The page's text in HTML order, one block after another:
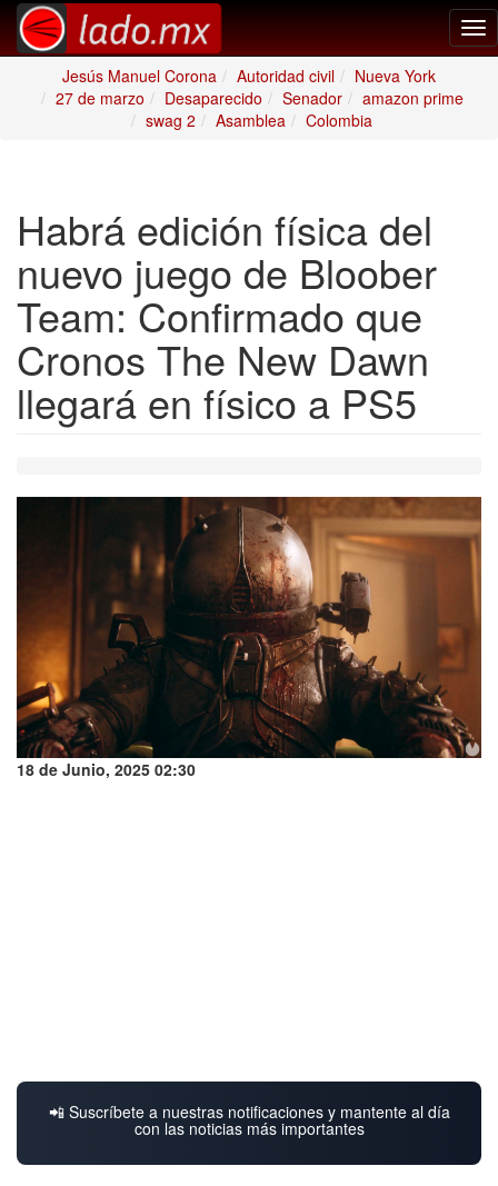
Jesús Manuel Corona
Autoridad civil
Nueva York
27 de marzo
Desaparecido Senador
amazon prime
swag 2
Asamblea Colombia
Habrá edición física del
nuevo juego de Bloober
Team: Confirmado que
Cronos The New Dawn
llegará en físico a PS5
18 de Junio, 2025 02:30
📲 Suscríbete a nuestras notificaciones y mantente al día
con las noticias más importantes